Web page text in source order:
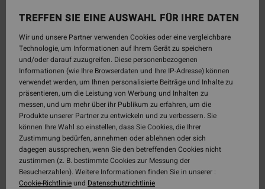
TREFFEN SIE EINE AUSWAHL FÜR IHRE DATEN
Wir und unsere Partner verwenden Cookies oder eine vergleichbare
Technologie, um Informationen auf Ihrem Gerät zu speichern
und/oder darauf zuzugreifen. Diese personenbezogenen
Informationen (wie Ihre Browserdaten und Ihre IP-Adresse) können
verwendet werden, um Ihnen personalisierte Beiträge und Inhalte zu
präsentieren, um die Leistung von Werbung und Inhalten zu
messen, und um mehr über ihr Publikum zu erfahren, um die
Produkte unserer Partner zu entwickeln und zu verbessern. Sie
können Ihre Wahl so einstellen, dass Sie Cookies, die Ihrer
Zustimmung bedürfen, annehmen oder ablehnen oder sich
dagegen aussprechen, wenn Sie den betreffenden Cookies nicht
zustimmen (z. B. bestimmte Cookies zur Messung der
Besucherzahlen). Weitere Informationen finden Sie in unserer :
Cookie-Richtlinieund Datenschutzrichtlinie